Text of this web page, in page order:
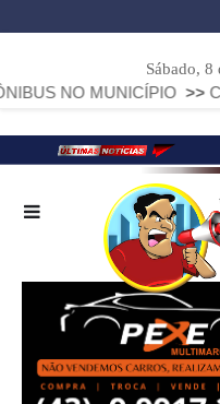
Sábado, 8
>> COLISÃO